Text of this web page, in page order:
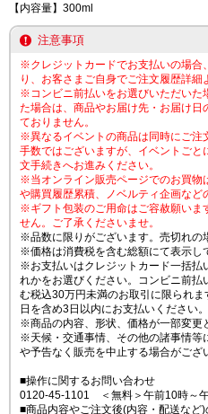
【内容量】300ml
注意事項
※クレジットカードでお支払いの場合
り、お客さまご自身でご注文履歴詳細
※コンビニ前払いをお選びいただいた
た場合は、商品やお届け先・お届け
ておりません。
※異なるイベントの商品は同時にご注
手数ではございますが、イベントご
文手続きへお進みください。
※当オンライン販売ページでのお買物
や購買履歴累積、ノベルティ企画など
※ギフト包装のご用命はご容赦願いま
せん。ご了承くださいませ。
※品数に限りがございます。売切れの
※価格は消費税を含む総額にて表示し
※お支払いはクレジットカード一括払
れかをお選びください。コンビニ前
む税込30万円未満のお取引に限られ
日を含め3日以内にお支払いください。
※商品の内容、形状、価格が一部変更
※天候・交通事情、その他の諸事情等
や予告なく販売を中止する場合がござ
■操作に関するお問い合わせ
0120-45-1101 ＜無料＞午前10時～
■商品内容やご注文後(内容・配送など